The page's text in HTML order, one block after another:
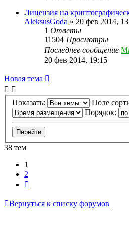
Лицензия на
AleksusGoda » 20 фев 2014,
1 Ответы
11504 Просмотры
Последнее сообщение
20 фев 2014, 19:15
Новая тема
Показать:
Поле
Порядок:
38 тем
1
2
Вернуться к списку форумов